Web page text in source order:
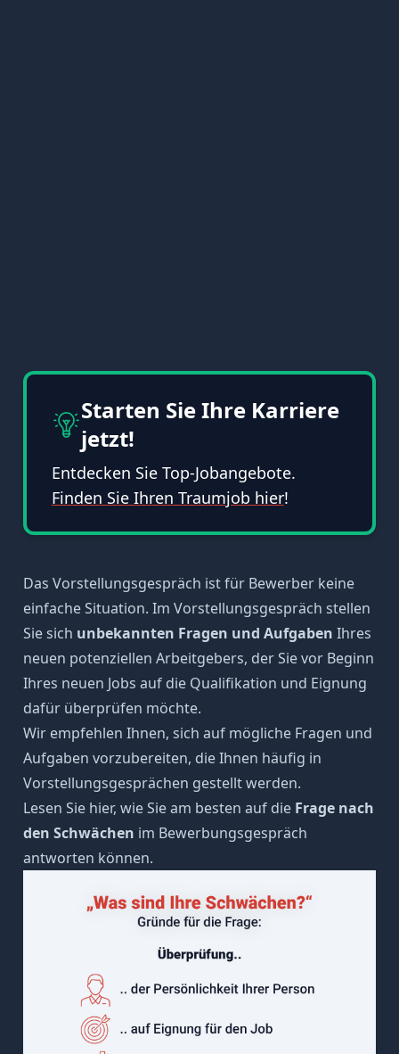
Starten Sie Ihre Karriere
jetzt!
Entdecken Sie Top-Jobangebote.
Finden Sie Ihren Traumjob hier!
Das Vorstellungsgespräch ist für Bewerber keine
einfache Situation. Im Vorstellungsgespräch stellen
Sie sich unbekannten Fragen und Aufgaben Ihres
neuen potenziellen Arbeitgebers, der Sie vor Beginn
Ihres neuen Jobs auf die Qualifikation und Eignung
dafür überprüfen möchte.
Wir empfehlen Ihnen, sich auf mögliche Fragen und
Aufgaben vorzubereiten, die Ihnen häufig in
Vorstellungsgesprächen gestellt werden.
Lesen Sie hier, wie Sie am besten auf die Frage nach
den Schwächen im Bewerbungsgespräch
antworten können.